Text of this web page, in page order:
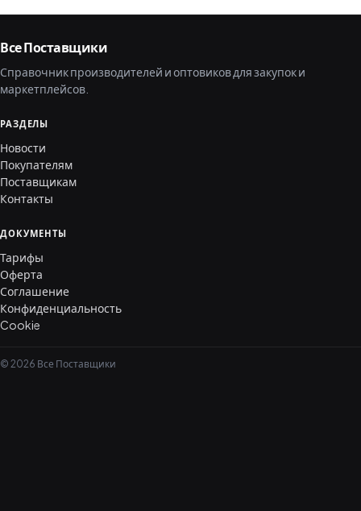
Все Поставщики
Справочник производителей и оптовиков для закупок и
маркетплейсов.
РАЗДЕЛЫ
Новости
Покупателям
Поставщикам
Контакты
ДОКУМЕНТЫ
Тарифы
Оферта
Соглашение
Конфиденциальность
Cookie
© 2026 Все Поставщики